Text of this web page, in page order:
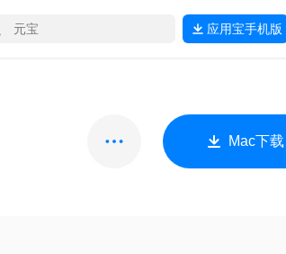
应用宝手机版
Mac下载